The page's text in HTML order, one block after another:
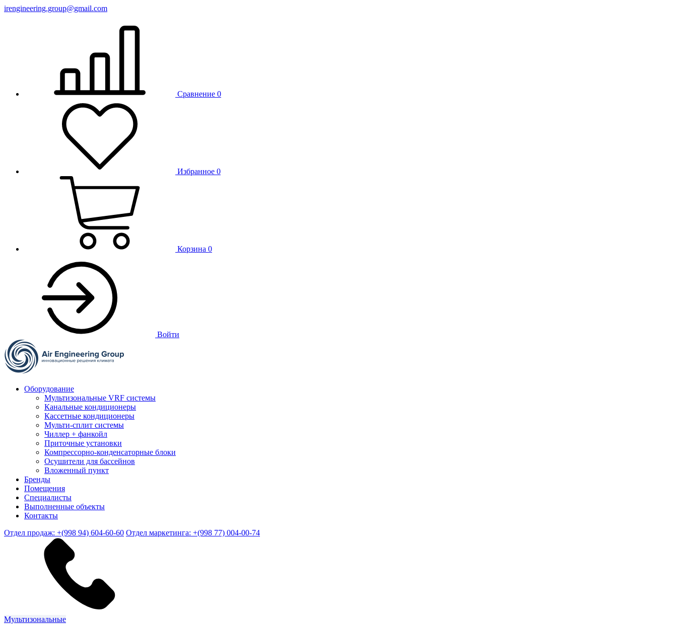
irengineering.group@gmail.com
Сравнение 0
Избранное 0
Корзина 0
Войти
Оборудование
Мультизональные VRF системы
Канальные кондиционеры
Кассетные кондиционеры
Мульти-сплит системы
Чиллер + фанкойл
Приточные установки
Компрессорно-конденсаторные блоки
Осушители для бассейнов
Вложенный пункт
Бренды
Помещения
Специалисты
Выполненные объекты
Контакты
Отдел продаж: +(998 94) 604-60-60 Отдел маркетинга: +(998 77) 004-00-74
Мультизональные